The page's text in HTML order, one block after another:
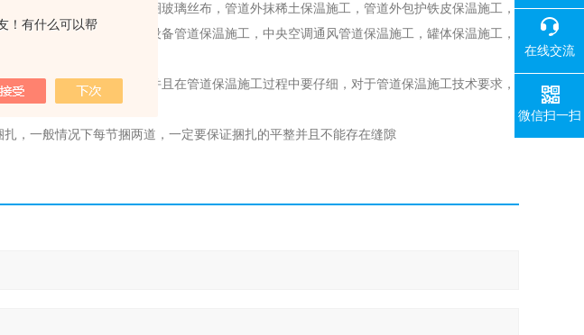
！有什么可以帮
温施工，像塑保温施工，圈玻璃丝布，管道外抹稀土保温施工，管道外包护铁皮保温施工，
地沟内管道保温施工，设备管道保温施工，中央空调通风管道保温施工，罐体保温施工，
应该好好的保护它们，并且在管道保温施工过程中要仔细，对于管道保温施工技术要求，
，一般情况下每节捆两道，一定要保证捆扎的平整并且不能存在缝隙
在线交流
微信扫一扫